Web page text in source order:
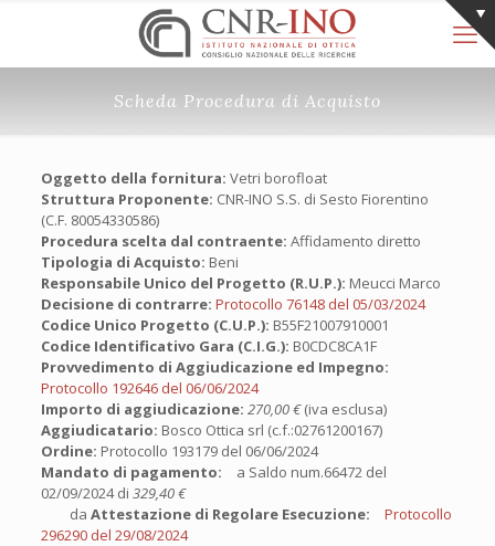
Scheda Procedura di Acquisto
Oggetto della fornitura: Vetri borofloat
Struttura Proponente: CNR-INO S.S. di Sesto Fiorentino
(C.F. 80054330586)
Procedura scelta dal contraente: Affidamento diretto
Tipologia di Acquisto: Beni
Responsabile Unico del Progetto (R.U.P.): Meucci Marco
Decisione di contrarre: Protocollo 76148 del 05/03/2024
Codice Unico Progetto (C.U.P.): B55F21007910001
Codice Identificativo Gara (C.I.G.): B0CDC8CA1F
Provvedimento di Aggiudicazione ed Impegno:
Protocollo 192646 del 06/06/2024
Importo di aggiudicazione: 270,00 €(iva esclusa)
Aggiudicatario: Bosco Ottica srl (c.f.:02761200167)
Ordine: Protocollo 193179 del 06/06/2024
Mandato di pagamento: a Saldo num.66472 del
02/09/2024 di 329,40 €
da Attestazione di Regolare Esecuzione:
Protocollo
296290 del 29/08/2024